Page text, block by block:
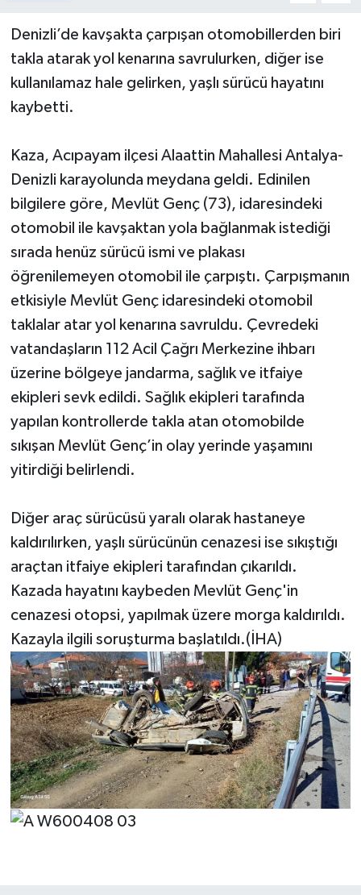
Denizli’de kavşakta çarpışan otomobillerden biri
takla atarak yol kenarına savrulurken, diğer ise
kullanılamaz hale gelirken, yaşlı sürücü hayatını
kaybetti.
Kaza, Acıpayam ilçesi Alaattin Mahallesi Antalya-
Denizli karayolunda meydana geldi. Edinilen
bilgilere göre, Mevlüt Genç (73), idaresindeki
otomobil ile kavşaktan yola bağlanmak istediği
sırada henüz sürücü ismi ve plakası
öğrenilemeyen otomobil ile çarpıştı. Çarpışmanın
etkisiyle Mevlüt Genç idaresindeki otomobil
taklalar atar yol kenarına savruldu. Çevredeki
vatandaşların 112 Acil Çağrı Merkezine ihbarı
üzerine bölgeye jandarma, sağlık ve itfaiye
ekipleri sevk edildi. Sağlık ekipleri tarafında
yapılan kontrollerde takla atan otomobilde
sıkışan Mevlüt Genç’in olay yerinde yaşamını
yitirdiği belirlendi.
Diğer araç sürücüsü yaralı olarak hastaneye
kaldırılırken, yaşlı sürücünün cenazesi ise sıkıştığı
araçtan itfaiye ekipleri tarafından çıkarıldı.
Kazada hayatını kaybeden Mevlüt Genç'in
cenazesi otopsi, yapılmak üzere morga kaldırıldı.
Kazayla ilgili soruşturma başlatıldı.(İHA)